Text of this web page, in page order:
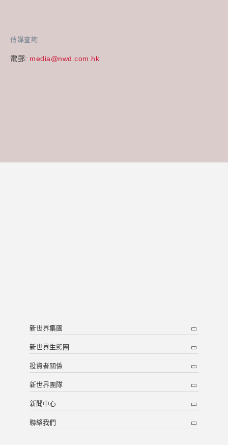
傳媒查詢
電郵: media@nwd.com.hk
新世界集團
新世界生態圈
投資者關係
新世界團隊
新聞中心
聯絡我們